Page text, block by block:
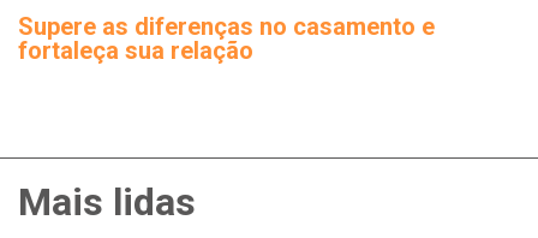
Supere as diferenças no casamento e
fortaleça sua relação
Mais lidas